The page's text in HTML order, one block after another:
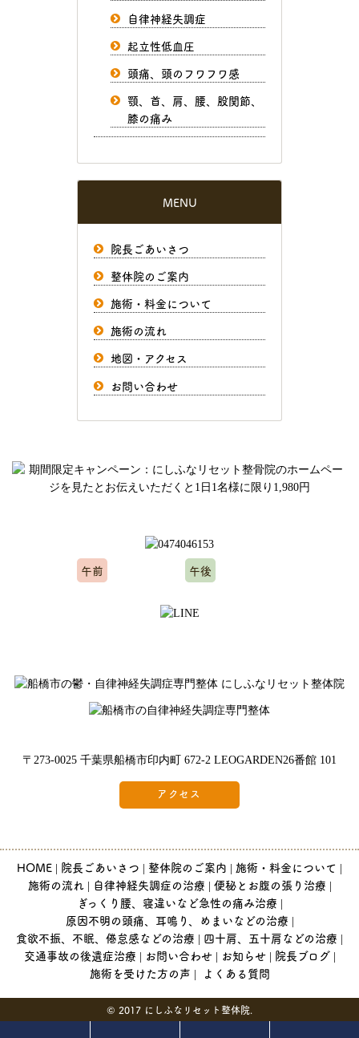
自律神経失調症
起立性低血圧
頭痛、頭のフワフワ感
顎、首、肩、腰、股関節、
膝の痛み
MENU
院長ごあいさつ
整体院のご案内
施術・料金について
施術の流れ
地図・アクセス
お問い合わせ
午前 午後
〒273-0025 千葉県船橋市印内町 672-2 LEOGARDEN26番館 101
アクセス
HOME 院長ごあいさつ 整体院のご案内
施術・料金について
施術の流れ
自律神経失調症の治療 便秘とお腹の張り治療
ぎっくり腰、寝違いなど急性の痛み治療
原因不明の頭痛、耳鳴り、めまいなどの治療
食欲不振、不眠、倦怠感などの治療
四十肩、五十肩などの治療
交通事故の後遺症治療
お問い合わせ お知らせ
院長ブログ
施術を受けた方の声
よくある質問
© 2017 にしふなリセット整体院.